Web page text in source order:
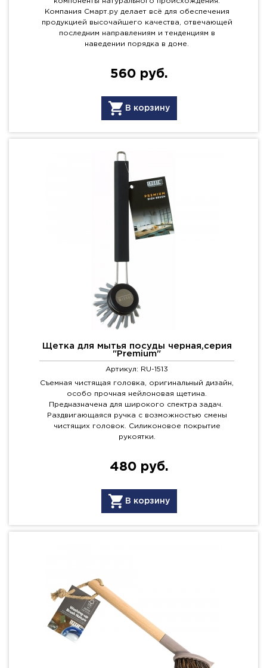
Компания Смарт.ру делает всё для обеспечения
продукцией высочайшего качества, отвечающей
последним направлениям и тенденциям в
наведении порядка в доме.
560 руб.
В корзину
Щетка для мытья посуды черная,серия
"Premium"
Артикул: RU-1513
Съемная чистящая головка, оригинальный дизайн,
особо прочная нейлоновая щетина.
Предназначена для широкого спектра задач.
Раздвигающаяся ручка с возможностью смены
чистящих головок. Силиконовое покрытие
рукоятки.
480 руб.
В корзину